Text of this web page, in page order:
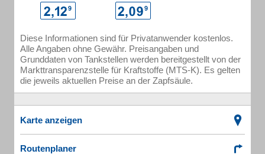
Diese Informationen sind für Privatanwender kostenlos.
Alle Angaben ohne Gewähr. Preisangaben und
Grunddaten von Tankstellen werden bereitgestellt von der
Markttransparenzstelle für Kraftstoffe (MTS-K). Es gelten
die jeweils aktuellen Preise an der Zapfsäule.
Karte anzeigen
Routenplaner